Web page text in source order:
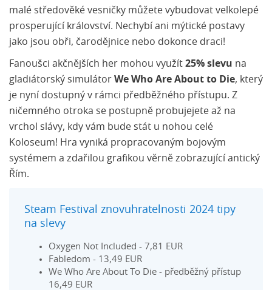
malé středověké vesničky můžete vybudovat velkolepé
prosperující království. Nechybí ani mýtické postavy
jako jsou obři, čarodějnice nebo dokonce draci!
Fanoušci akčnějších her mohou využít 25% slevu na
gladiátorský simulátor We Who Are About to Die, který
je nyní dostupný v rámci předběžného přístupu. Z
ničemného otroka se postupně probujejete až na
vrchol slávy, kdy vám bude stát u nohou celé
Koloseum! Hra vyniká propracovaným bojovým
systémem a zdařilou grafikou věrně zobrazující antický
Řím.
Steam Festival znovuhratelnosti 2024 tipy
na slevy
Oxygen Not Included - 7,81 EUR
Fabledom - 13,49 EUR
We Who Are About To Die - předběžný přístup
16,49 EUR